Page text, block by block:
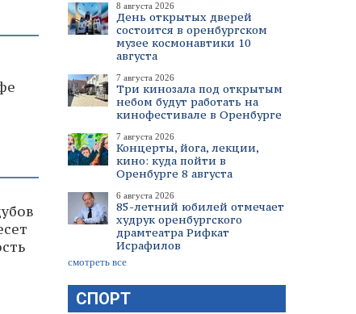
8 августа 2026
День открытых дверей
состоится в оренбургском
музее космонавтики 10
августа
7 августа 2026
Три кинозала под открытым
небом будут работать на
кинофестивале в Оренбурге
7 августа 2026
Концерты, йога, лекции,
кино: куда пойти в
Оренбурге 8 августа
6 августа 2026
85-летний юбилей отмечает
худрук оренбургского
драмтеатра Рифкат
Исрафилов
смотреть все
СПОРТ